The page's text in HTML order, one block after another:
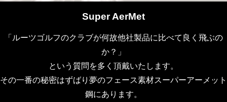
Super AerMet
「ルーツゴルフのクラブが何故他社製品に比べて良く飛ぶの
か？」
という質問を多く頂戴いたします。
その一番の秘密はずばり夢のフェース素材スーパーアーメット
鋼にあります。